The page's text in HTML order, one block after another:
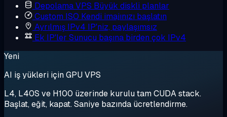
Depolama VPS Büyük diskli planlar
Custom ISO Kendi imajınızı başlatın
Ayrılmış IPv4 IP'niz, paylaşımsız
Ek IP'ler Sunucu başına birden çok IPv4
Yeni
AI iş yükleri için GPU VPS
L4, L40S ve H100 üzerinde kurulu tam CUDA stack.
Başlat, eğit, kapat. Saniye bazında ücretlendirme.